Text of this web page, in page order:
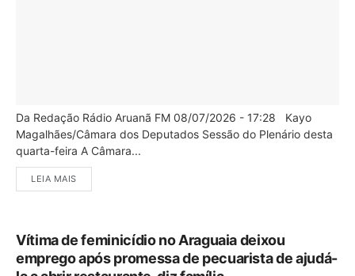
Da Redação Rádio Aruanã FM 08/07/2026 - 17:28 Kayo
Magalhães/Câmara dos Deputados Sessão do Plenário desta
quarta-feira A Câmara...
LEIA MAIS
Vítima de feminicídio no Araguaia deixou
emprego após promessa de pecuarista de ajudá-